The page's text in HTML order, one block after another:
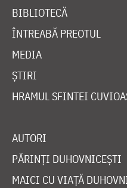
BIBLIOTECĂ
ÎNTREABĂ PREOTUL
MEDIA
ȘTIRI
HRAMUL SFINTEI
AUTORI
PĂRINȚI DUHOVNICEȘTI
MAICI CU VIAȚĂ